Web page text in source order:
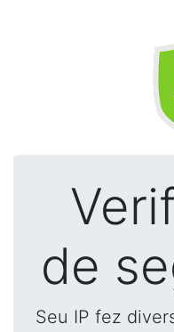
de
Seu IP fez